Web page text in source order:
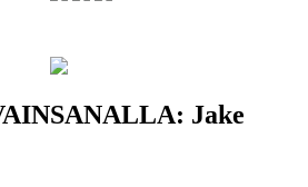
Jake